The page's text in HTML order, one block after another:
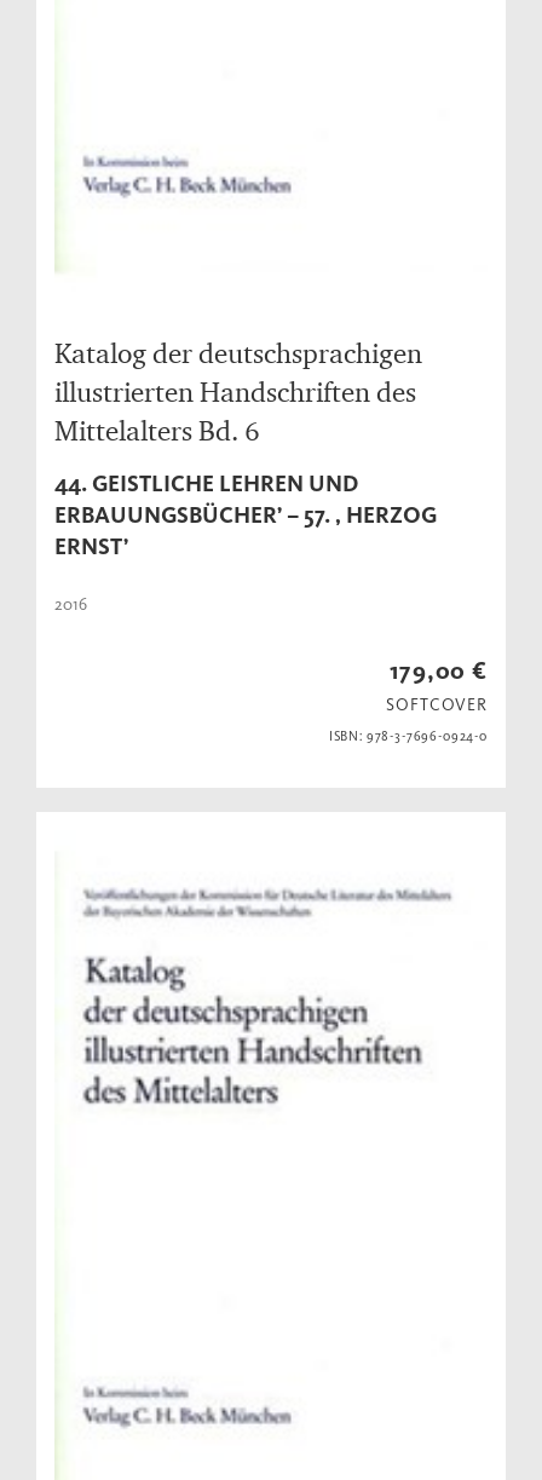
Katalog der deutschsprachigen
illustrierten Handschriften des
Mittelalters Bd. 6
44. GEISTLICHE LEHREN UND
ERBAUUNGSBÜCHER’ – 57. ‚ HERZOG
ERNST’
2016
179,00 €
SOFTCOVER
ISBN: 978-3-7696-0924-0